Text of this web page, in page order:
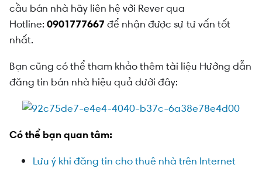
cầu bán nhà hãy liên hệ với Rever qua
Hotline: 0901777667 để nhận được sự tư vấn tốt
nhất.
Bạn cũng có thể tham khảo thêm tài liệu Hướng dẫn
đăng tin bán nhà hiệu quả dưới đây:
Có thể bạn quan tâm:
Lưu ý khi đăng tin cho thuê nhà trên Internet